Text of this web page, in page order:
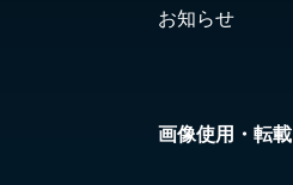
お知らせ
画像使用・転載